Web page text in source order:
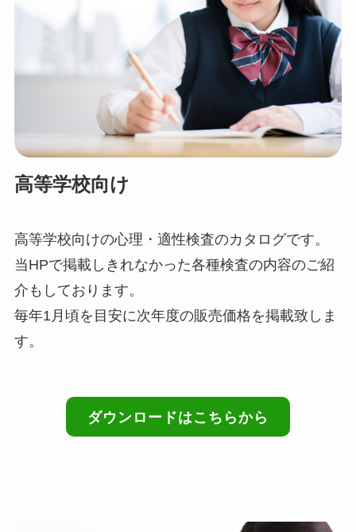
高等学校向け
高等学校向けの心理・適性検査のカタログです。
当HPで掲載しきれなかった各種検査の内容のご紹
介もしております。
毎年1月頃を目安に次年度の販売価格を掲載致しま
す。
ダウンロードはこちらから